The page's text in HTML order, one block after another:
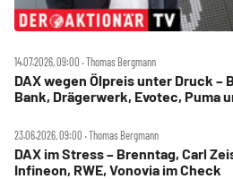
14.07.2026, 09:00 ‧ Thomas Bergmann
DAX wegen Ölpreis unter Druck –
Bank, Drägerwerk, Evotec, Puma
23.06.2026, 09:00 ‧ Thomas Bergmann
DAX im Stress – Brenntag, Carl
Infineon, RWE, Vonovia im Check